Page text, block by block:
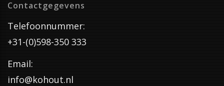
Contactgegevens
Telefoonnummer:
+31-(0)598-350 333
Email:
info@kohout.nl